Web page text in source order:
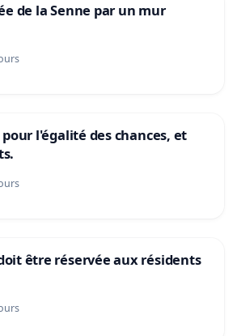
de la Senne par un mur
l'égalité des chances, et
être réservée aux résidents